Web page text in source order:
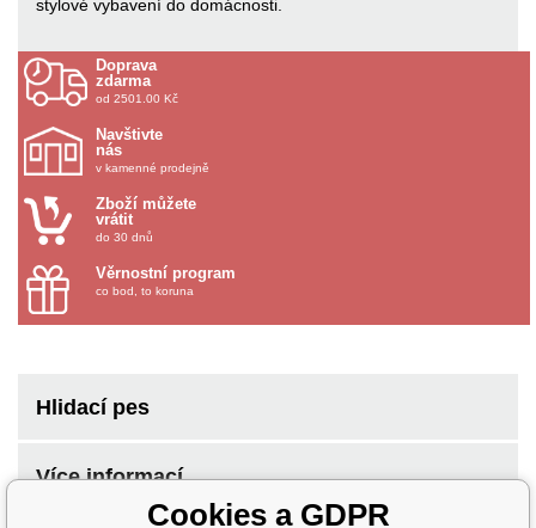
stylové vybavení do domácnosti.
Doprava
zdarma
od 2501.00 Kč
Navštivte
nás
v kamenné prodejně
Zboží můžete
vrátit
do 30 dnů
Věrnostní program
co bod, to koruna
Hlidací pes
Více informací
Cookies a GDPR